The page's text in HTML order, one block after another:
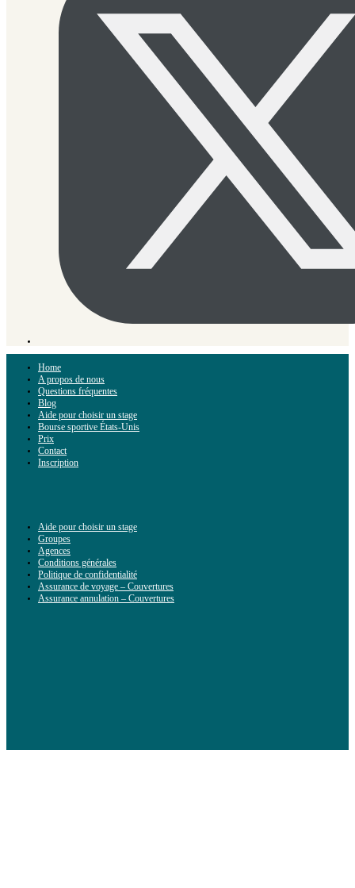
Home
A propos de nous
Questions fréquentes
Blog
Aide pour choisir un stage
Bourse sportive États-Unis
Prix
Contact
Inscription
Aide pour choisir un stage
Groupes
Agences
Conditions générales
Politique de confidentialité
Assurance de voyage – Couvertures
Assurance annulation – Couvertures